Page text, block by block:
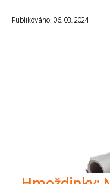
Publikováno: 06. 03. 2024